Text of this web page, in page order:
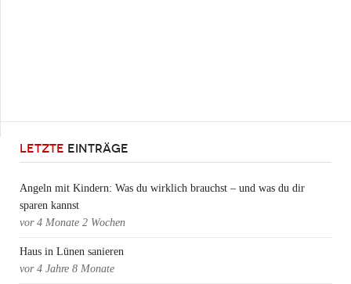
LETZTE EINTRÄGE
Angeln mit Kindern: Was du wirklich brauchst – und was du dir
sparen kannst
vor 4 Monate 2 Wochen
Haus in Lünen sanieren
vor 4 Jahre 8 Monate